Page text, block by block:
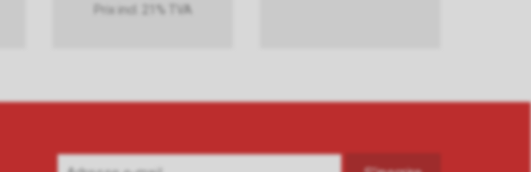
Prix incl. 21% TVA